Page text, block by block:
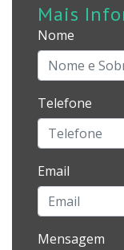
Mais
Nome
Telefone
Email
Mensagem